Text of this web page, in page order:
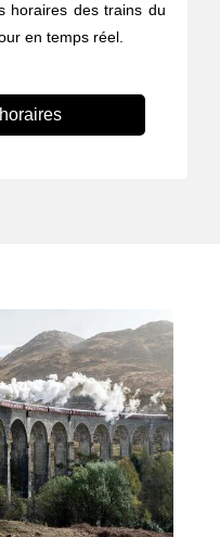
horaires des trains du
en temps réel.